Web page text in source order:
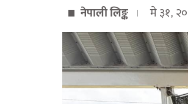
नेपाली लिङ्क मे ३१,